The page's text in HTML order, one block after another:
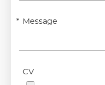
Message
CV